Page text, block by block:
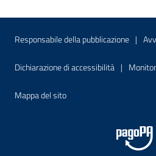
Menu di servizio
Responsabile della pubblicazione Sito
Dichiarazione di accessibilità Sito
Mappa del sitoSito interno - Apre nella